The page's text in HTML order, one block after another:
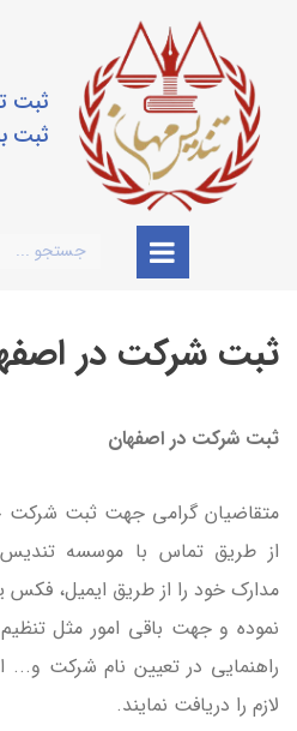
ثبت
ثبت
ثبت شرکت در
ثبت شرکت در اصفهان
متقاضیان گرامی جهت ثبت شرکت
از طریق تماس با موسسه
مدارک خود را از طریق ایمیل، فکس
نموده و جهت باقی امور مثل
راهنمایی در تعیین نام شرکت و...
لازم را دریافت نمایند.